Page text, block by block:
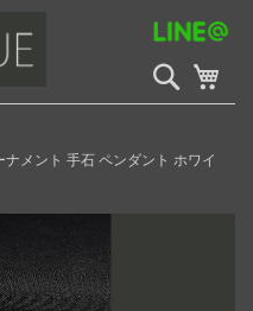
検
索
開
メント 手石 ペンダント ホワイ